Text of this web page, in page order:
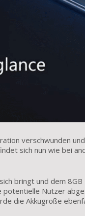
verschwunden
sich nun wie bei
bringt und dem
Nutzer
die Akkugröße